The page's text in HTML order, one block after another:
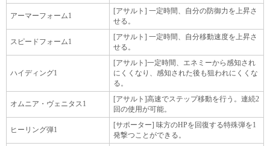
アーマーフォーム1
[アサルト] 一定時間、自分の防御力を上昇さ
せる。
スピードフォーム1
[アサルト] 一定時間、自分移動速度を上昇さ
せる。
ハイディング1
[アサルト]一定時間、エネミーから感知され
にくくなり、感知された後も狙われにくくな
る。
オムニア・ヴェニタス1
[アサルト]高速でステップ移動を行う。連続2
回の使用が可能。
ヒーリング弾1
[サポーター] 味方のHPを回復する特殊弾を1
発撃つことができる。